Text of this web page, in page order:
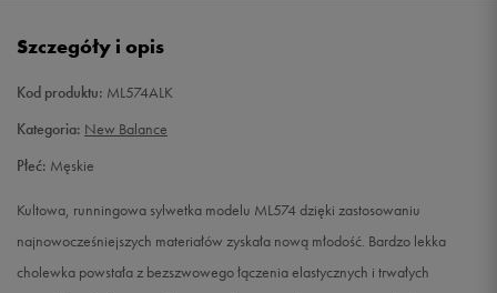
43 27,5 cm
44,5 28,5 cm Powiadom o dostępności
Szczegóły i opis
Kod produktu: ML574ALK
Kategoria: New Balance
Płeć: Męskie
Kultowa, runningowa sylwetka modelu ML574 dzięki zastosowaniu
najnowocześniejszych materiałów zyskała nową młodość. Bardzo lekka
cholewka powstała z bezszwowego łączenia elastycznych i trwałych